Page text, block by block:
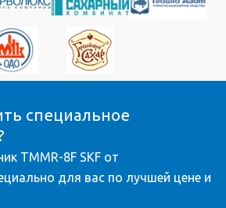
специальное
TMMR-8F SKF от
для вас по лучшей цене и